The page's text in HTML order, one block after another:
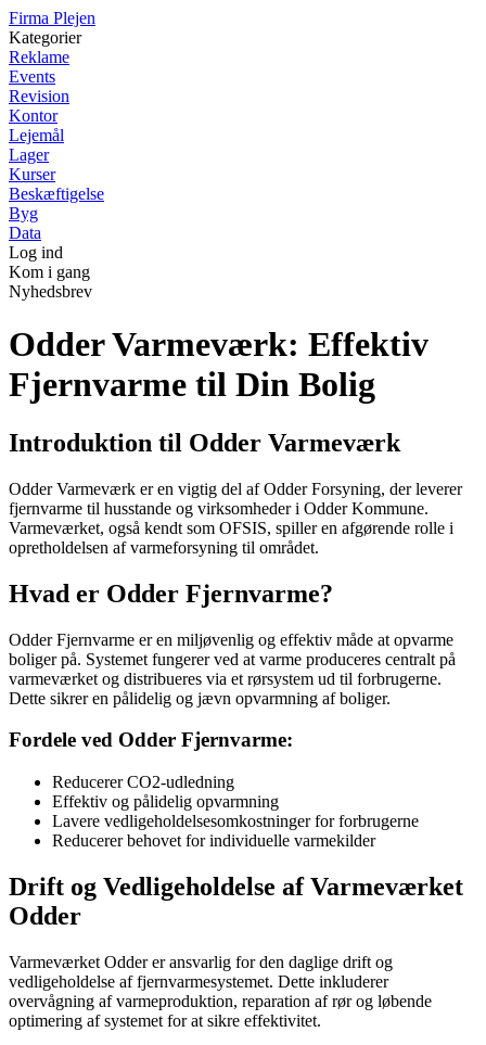
Firma Plejen
Kategorier
Reklame
Events
Revision
Kontor
Lejemål
Lager
Kurser
Beskæftigelse
Byg
Data
Log ind
Kom i gang
Nyhedsbrev
Odder Varmeværk: Effektiv
Fjernvarme til Din Bolig
Introduktion til Odder Varmeværk
Odder Varmeværk er en vigtig del af Odder Forsyning, der leverer
fjernvarme til husstande og virksomheder i Odder Kommune.
Varmeværket, også kendt som OFSIS, spiller en afgørende rolle i
opretholdelsen af varmeforsyning til området.
Hvad er Odder Fjernvarme?
Odder Fjernvarme er en miljøvenlig og effektiv måde at opvarme
boliger på. Systemet fungerer ved at varme produceres centralt på
varmeværket og distribueres via et rørsystem ud til forbrugerne.
Dette sikrer en pålidelig og jævn opvarmning af boliger.
Fordele ved Odder Fjernvarme:
Reducerer CO2-udledning
Effektiv og pålidelig opvarmning
Lavere vedligeholdelsesomkostninger for forbrugerne
Reducerer behovet for individuelle varmekilder
Drift og Vedligeholdelse af Varmeværket
Odder
Varmeværket Odder er ansvarlig for den daglige drift og
vedligeholdelse af fjernvarmesystemet. Dette inkluderer
overvågning af varmeproduktion, reparation af rør og løbende
optimering af systemet for at sikre effektivitet.